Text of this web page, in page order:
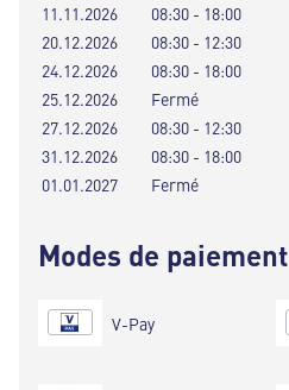
11.11.2026
08:30 - 18:00
20.12.2026
08:30 - 12:30
24.12.2026
08:30 - 18:00
25.12.2026
Fermé
27.12.2026
08:30 - 12:30
31.12.2026
08:30 - 18:00
01.01.2027
Fermé
Modes de paiement
V-Pay